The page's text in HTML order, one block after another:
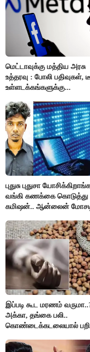
மெட்டாவுக்கு மத்திய அரசு
உத்தரவு : போலி பதிவுகள்,
உள்ளடக்கங்களுக்கு...
புதுசு புதுசா
வங்கி கணக்கை கொடுத்து
கமிஷன்.. ஆன்லைன்
கைது..!!
இப்படி கூட மரணம்
அக்கா, தங்கை பலி..
கொண்டைக்கடலையால்